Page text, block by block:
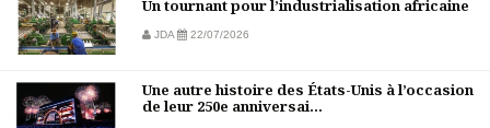
Un tournant pour l’industrialisation africaine
JDA 22/07/2026
Une autre histoire des États-Unis à l’occasion
de leur 250e anniversai...